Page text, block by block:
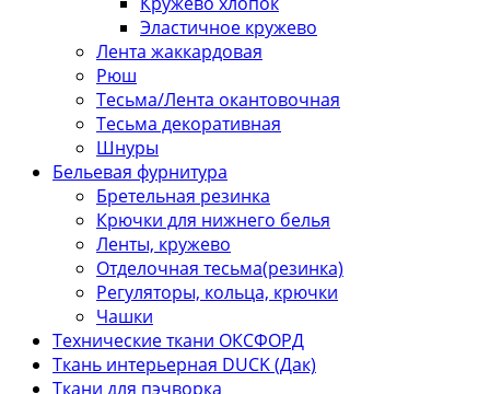
Эластичное кружево
Лента жаккардовая
Рюш
Тесьма/Лента окантовочная
Тесьма декоративная
Шнуры
Бельевая фурнитура
Бретельная резинка
Крючки для нижнего белья
Ленты, кружево
Отделочная тесьма(резинка)
Регуляторы, кольца, крючки
Чашки
Технические ткани ОКСФОРД
Ткань интерьерная DUCK (Дак)
Ткани для пэчворка